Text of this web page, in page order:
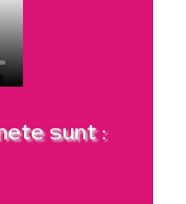
sunt :